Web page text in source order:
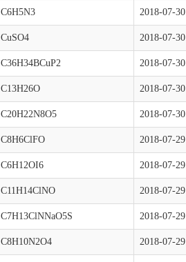
C6H5N3 2018-07-30
CuSO4 2018-07-30
C36H34BCuP2 2018-07-30
C13H26O 2018-07-30
C20H22N8O5 2018-07-30
C8H6ClFO 2018-07-29
C6H12OI6 2018-07-29
C11H14ClNO 2018-07-29
C7H13ClNNaO5S 2018-07-29
C8H10N2O4 2018-07-29